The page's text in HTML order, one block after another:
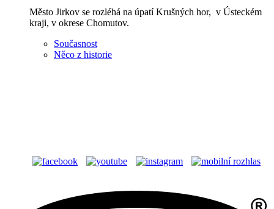
Město Jirkov se rozléhá na úpatí Krušných hor, v Ústeckém
kraji, v okrese Chomutov.
Současnost
Něco z historie